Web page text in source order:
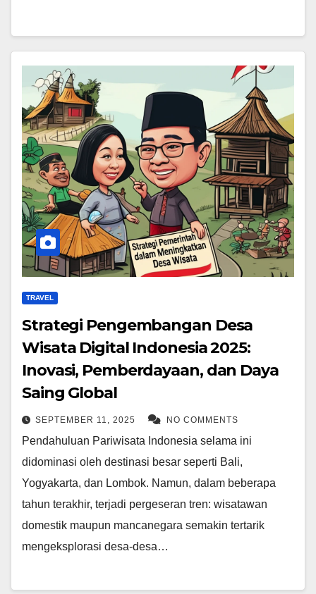
TRAVEL
Strategi Pengembangan Desa
Wisata Digital Indonesia 2025:
Inovasi, Pemberdayaan, dan Daya
Saing Global
SEPTEMBER 11, 2025 NO COMMENTS
Pendahuluan Pariwisata Indonesia selama ini
didominasi oleh destinasi besar seperti Bali,
Yogyakarta, dan Lombok. Namun, dalam beberapa
tahun terakhir, terjadi pergeseran tren: wisatawan
domestik maupun mancanegara semakin tertarik
mengeksplorasi desa-desa…